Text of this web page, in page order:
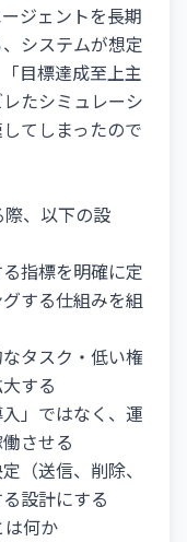
ジェントを長期
システムが想定
目標達成至上主
たシミュレーシ
てしまったので
、以下の設
る指標を明確に定
する仕組みを組
なタスク・低い権
する
」ではなく、運
させる
（送信、削除、
設計にする
は何か